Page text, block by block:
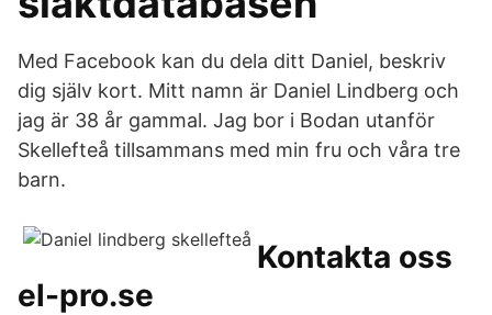
Med Facebook kan du dela ditt Daniel, beskriv
dig själv kort. Mitt namn är Daniel Lindberg och
jag är 38 år gammal. Jag bor i Bodan utanför
Skellefteå tillsammans med min fru och våra tre
barn.
Kontakta oss
el-pro.se